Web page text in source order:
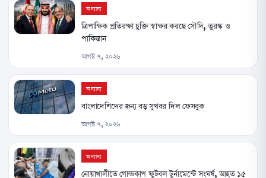
অন্যান্য
ত্রিপাক্ষিক প্রতিরক্ষা চুক্তি স্বাক্ষর করছে সৌদি, তুরস্ক ও
পাকিস্তান
আগস্ট ৭, ২০২৬
অন্যান্য
বাংলাদেশিদের জন্য বড় সুখবর দিল ফেসবুক
আগস্ট ৭, ২০২৬
অন্যান্য
নোয়াখালীতে গোল্ডকাপ ফুটবল টুর্নামেন্টে সংঘর্ষ, আহত ১৫